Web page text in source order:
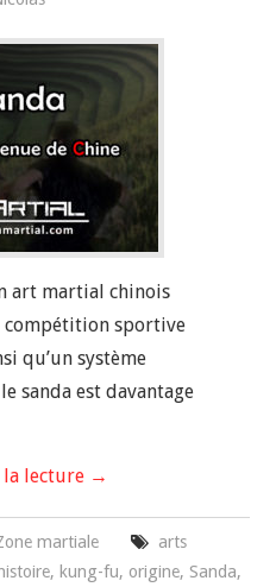
art martial chinois
compétition sportive
qu’un système
sanda est davantage
lecture →
martiale
arts
histoire, kung-fu, origine, Sanda,